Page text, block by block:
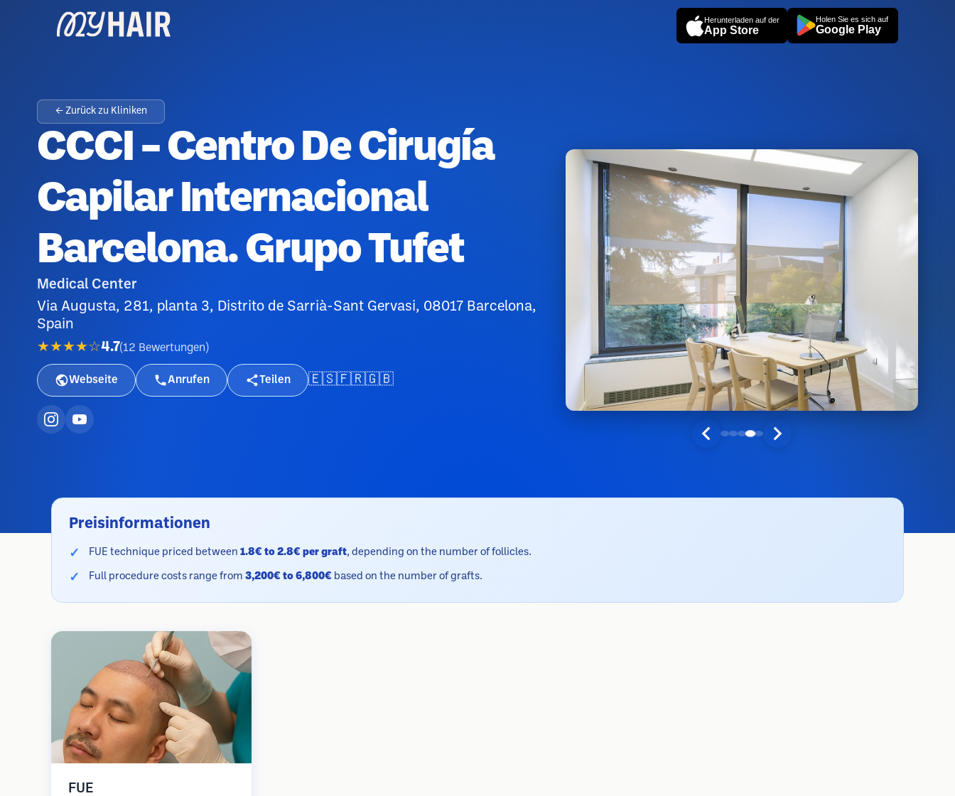
Herunterladen auf der
App Store
Holen Sie es sich auf
Google Play
← Zurück zu Kliniken
CCCI – Centro De Cirugía
Capilar Internacional
Barcelona. Grupo Tufet
Medical Center
Via Augusta, 281, planta 3, Distrito de Sarrià-Sant Gervasi, 08017 Barcelona,
Spain
★★★★☆4.7(12 Bewertungen )
Webseite Anrufen Teilen 🇪🇸🇫🇷🇬🇧
Preisinformationen
FUE technique priced between 1.8€ to 2.8€ per graft, depending on the number of follicles.
Full procedure costs range from 3,200€ to 6,800€ based on the number of grafts.
FUE